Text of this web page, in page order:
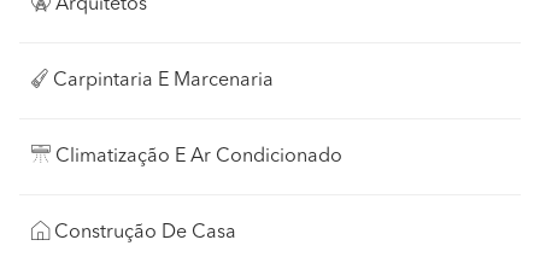
Arquitetos
Carpintaria E Marcenaria
Climatização E Ar Condicionado
Construção De Casa